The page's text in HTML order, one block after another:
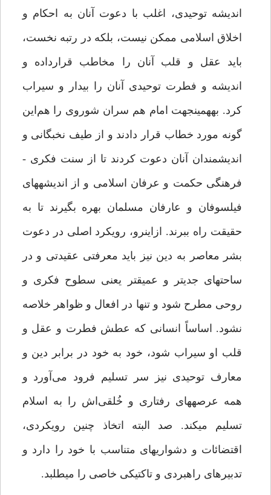
اندیشه توحیدی، اغلب با دعوت آنان به احکام و
اخلاق اسلامی ممکن نیست، بلکه در رتبه نخست،
باید عقل و قلب آنان را مخاطب قرارداده و
اندیشه و فطرت توحیدی آنان را بیدار و سیراب
کرد. به­همین­جهت‌ امام­ هم سران شوروی را هم‌این
گونه مورد خطاب قرار دادند و از طیف نخبگانی و
اندیشمندان آنان دعوت کردند تا از سنت فکری ­-
فرهنگی حکمت و عرفان اسلامی و از اندیشه­های
فیلسوفان و عارفان مسلمان بهره بگیرند تا به
حقیقت راه ببرند. ازاین­رو، رویکرد اصلی در دعوت
بشر معاصر به دین نیز باید معرفتی عقیدتی و در
ساحت­های جدی­تر و عمیق­تر یعنی سطوح فکری و
روحی مطرح شود و تنها در افعال و ظواهر خلاصه
نشود. اساساً انسانی که عطش فطرت و عقل و
قلب او سیراب شود، خود به ­خود در برابر دین و
معارف توحیدی نیز سر تسلیم فرود می‌آورد و
همه عرصه­های رفتاری و خُلقی‌اش را به اسلام
تسلیم می­کند. صد البته اتخاذ چنین رویکردی،
اقتضائات و دشواری­های متناسب با خود را دارد و
تدبیرهای راهبردی و تاکتیکی خاصی را می­طلبد.